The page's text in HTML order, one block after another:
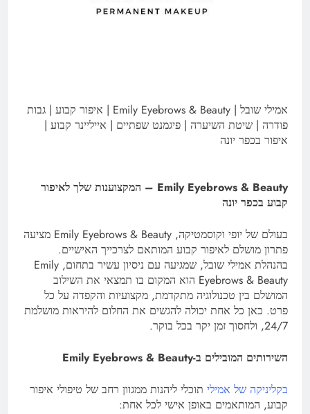
אמילי שובל | Emily Eyebrows & Beauty | איפור קבוע | גבות
פודרה | שיטת השיערה | פיגמנט שפתיים | אייליינר קבוע |
איפור בכפר יונה
Emily Eyebrows & Beauty – המקצוענות שלך לאיפור
קבוע בכפר יונה
בעולם של יופי וקוסמטיקה, Emily Eyebrows & Beauty מציעה
פתרון מושלם לאיפור קבוע המותאם לצרכייך האישיים.
בהנהלת אמילי שובל, שמגיעה עם ניסיון עשיר בתחום, Emily
Eyebrows & Beauty הוא המקום בו תמצאי את השילוב
המושלם בין טכנולוגיה מתקדמת, מקצועיות והקפדה על כל
פרט. כאן כל אחת יכולה להגשים את החלום להיראות מושלמת
24/7, ולחסוך זמן יקר בכל בוקר.
השירותים המובילים ב-Emily Eyebrows & Beauty
בקליניקה של אמילי תוכלי ליהנות ממגוון רחב של טיפולי איפור
קבוע, המותאמים באופן אישי לכל אחת: